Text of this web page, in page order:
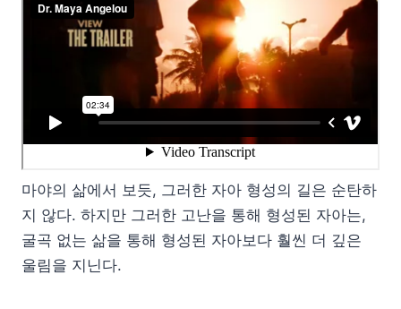
마야의 삶에서 보듯, 그러한 자아 형성의 길은 순탄하
지 않다. 하지만 그러한 고난을 통해 형성된 자아는,
굴곡 없는 삶을 통해 형성된 자아보다 훨씬 더 깊은
울림을 지닌다.